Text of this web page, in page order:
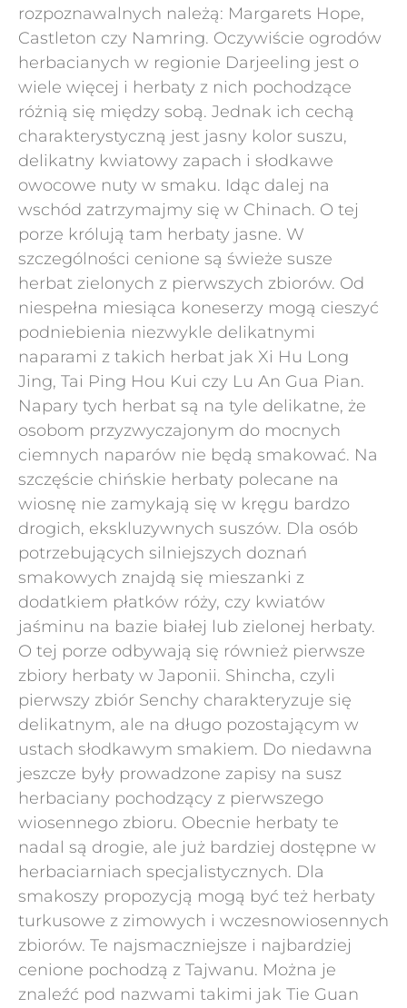
rozpoznawalnych należą: Margarets Hope,
Castleton czy Namring. Oczywiście ogrodów
herbacianych w regionie Darjeeling jest o
wiele więcej i herbaty z nich pochodzące
różnią się między sobą. Jednak ich cechą
charakterystyczną jest jasny kolor suszu,
delikatny kwiatowy zapach i słodkawe
owocowe nuty w smaku. Idąc dalej na
wschód zatrzymajmy się w Chinach. O tej
porze królują tam herbaty jasne. W
szczególności cenione są świeże susze
herbat zielonych z pierwszych zbiorów. Od
niespełna miesiąca koneserzy mogą cieszyć
podniebienia niezwykle delikatnymi
naparami z takich herbat jak Xi Hu Long
Jing, Tai Ping Hou Kui czy Lu An Gua Pian.
Napary tych herbat są na tyle delikatne, że
osobom przyzwyczajonym do mocnych
ciemnych naparów nie będą smakować. Na
szczęście chińskie herbaty polecane na
wiosnę nie zamykają się w kręgu bardzo
drogich, ekskluzywnych suszów. Dla osób
potrzebujących silniejszych doznań
smakowych znajdą się mieszanki z
dodatkiem płatków róży, czy kwiatów
jaśminu na bazie białej lub zielonej herbaty.
O tej porze odbywają się również pierwsze
zbiory herbaty w Japonii. Shincha, czyli
pierwszy zbiór Senchy charakteryzuje się
delikatnym, ale na długo pozostającym w
ustach słodkawym smakiem. Do niedawna
jeszcze były prowadzone zapisy na susz
herbaciany pochodzący z pierwszego
wiosennego zbioru. Obecnie herbaty te
nadal są drogie, ale już bardziej dostępne w
herbaciarniach specjalistycznych. Dla
smakoszy propozycją mogą być też herbaty
turkusowe z zimowych i wczesnowiosennych
zbiorów. Te najsmaczniejsze i najbardziej
cenione pochodzą z Tajwanu. Można je
znaleźć pod nazwami takimi jak Tie Guan